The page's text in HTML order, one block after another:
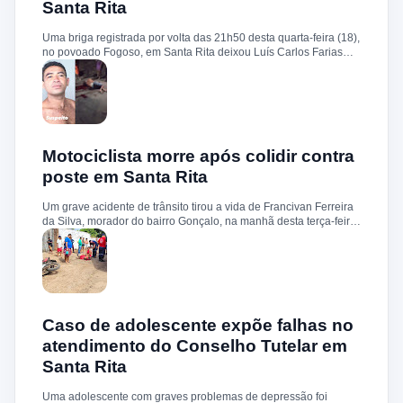
circunstâncias do homicídio. Até o momento, não há informações
Santa Rita
Uma briga registrada por volta das 21h50 desta quarta-feira (18),
no povoado Fogoso, em Santa Rita deixou Luís Carlos Farias
Alves gravemente ferido. Segundo informações, ele e o suspeito
Benedito Alves dos Santos estavam ingerindo bebida alcoólica
quando teve início uma discussão. Durante a confusão, Benedito
quebrou uma garrafa e desferiu vários golpes contra a vítima.
Luís Carlos foi socorrido e, devido à gravidade dos ferimentos,
localizado em sua residência, preso e encaminhado à Delegacia
de Rosário para os procedimentos legais.
Motociclista morre após colidir contra
poste em Santa Rita
Um grave acidente de trânsito tirou a vida de Francivan Ferreira
da Silva, morador do bairro Gonçalo, na manhã desta terça-feira
(02). De acordo com informações, Francivan seguia de
motocicleta com a esposa no sentido Areias–Santa Rita quando
perdeu o controle do veículo nas proximidades da ponte de
Carema, colidindo violentamente contra um poste. A vítima
sofreu traumatismo craniano e morreu ainda no local. A esposa,
Francivan foi encaminhado ao necrotério do Hospital Municipal
de Santa Rita para os procedimentos de praxe.
Caso de adolescente expõe falhas no
atendimento do Conselho Tutelar em
Santa Rita
Uma adolescente com graves problemas de depressão foi